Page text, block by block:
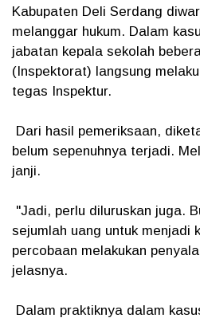
Kabupaten Deli Serdang
melanggar hukum. Dalam
jabatan kepala sekolah
(Inspektorat) langsung
tegas Inspektur.
Dari hasil pemeriksaan,
belum sepenuhnya terjadi.
janji.
"Jadi, perlu diluruskan juga.
sejumlah uang untuk menjadi
percobaan melakukan
jelasnya.
Dalam praktiknya dalam